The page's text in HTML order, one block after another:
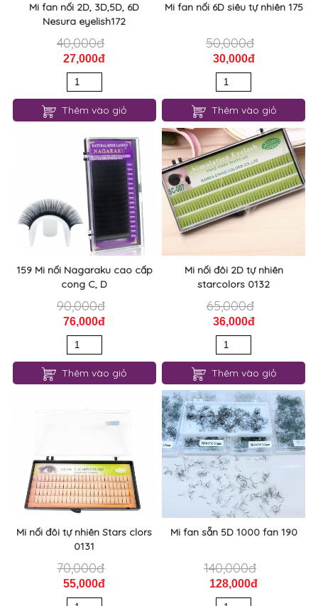
Mi fan nối 2D, 3D,5D, 6D
Nesura eyelish172
40,000đ
27,000đ
Thêm vào giỏ
Mi fan nối 6D siêu tự nhiên 175
50,000đ
30,000đ
Thêm vào giỏ
159 Mi nối Nagaraku cao cấp
cong C, D
90,000đ
76,000đ
Thêm vào giỏ
Mi nối đôi 2D tự nhiên
starcolors 0132
65,000đ
36,000đ
Thêm vào giỏ
Mi nối đôi tự nhiên Stars clors
0131
70,000đ
55,000đ
Mi fan sẵn 5D 1000 fan 190
140,000đ
128,000đ